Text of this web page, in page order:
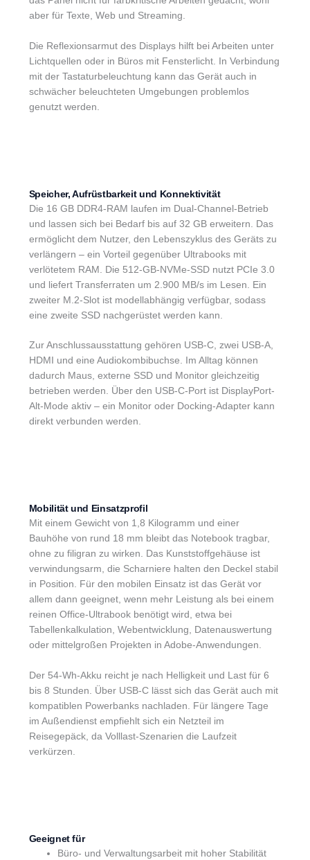
aber für Texte, Web und Streaming.
Die Reflexionsarmut des Displays hilft bei Arbeiten unter
Lichtquellen oder in Büros mit Fensterlicht. In Verbindung
mit der Tastaturbeleuchtung kann das Gerät auch in
schwächer beleuchteten Umgebungen problemlos
genutzt werden.
Speicher, Aufrüstbarkeit und Konnektivität
Die 16 GB DDR4-RAM laufen im Dual-Channel-Betrieb
und lassen sich bei Bedarf bis auf 32 GB erweitern. Das
ermöglicht dem Nutzer, den Lebenszyklus des Geräts zu
verlängern – ein Vorteil gegenüber Ultrabooks mit
verlötetem RAM. Die 512-GB-NVMe-SSD nutzt PCIe 3.0
und liefert Transferraten um 2.900 MB/s im Lesen. Ein
zweiter M.2-Slot ist modellabhängig verfügbar, sodass
eine zweite SSD nachgerüstet werden kann.
Zur Anschlussausstattung gehören USB-C, zwei USB-A,
HDMI und eine Audiokombibuchse. Im Alltag können
dadurch Maus, externe SSD und Monitor gleichzeitig
betrieben werden. Über den USB-C-Port ist DisplayPort-
Alt-Mode aktiv – ein Monitor oder Docking-Adapter kann
direkt verbunden werden.
Mobilität und Einsatzprofil
Mit einem Gewicht von 1,8 Kilogramm und einer
Bauhöhe von rund 18 mm bleibt das Notebook tragbar,
ohne zu filigran zu wirken. Das Kunststoffgehäuse ist
verwindungsarm, die Scharniere halten den Deckel stabil
in Position. Für den mobilen Einsatz ist das Gerät vor
allem dann geeignet, wenn mehr Leistung als bei einem
reinen Office-Ultrabook benötigt wird, etwa bei
Tabellenkalkulation, Webentwicklung, Datenauswertung
oder mittelgroßen Projekten in Adobe-Anwendungen.
Der 54-Wh-Akku reicht je nach Helligkeit und Last für 6
bis 8 Stunden. Über USB-C lässt sich das Gerät auch mit
kompatiblen Powerbanks nachladen. Für längere Tage
im Außendienst empfiehlt sich ein Netzteil im
Reisegepäck, da Volllast-Szenarien die Laufzeit
verkürzen.
Geeignet für
Büro- und Verwaltungsarbeit mit hoher Stabilität